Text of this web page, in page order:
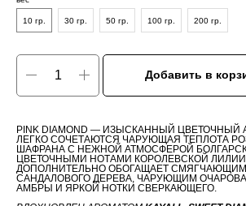
10 гр. 30 гр. 50 гр. 100 гр. 200 гр.
Добавить в
PINK DIAMOND — ИЗЫСКАННЫЙ ЦВЕТОЧНЫЙ
ЛЕГКО СОЧЕТАЮТСЯ ЧАРУЮЩАЯ ТЕПЛОТА
ШАФРАНА С НЕЖНОЙ АТМОСФЕРОЙ
ЦВЕТОЧНЫМИ НОТАМИ КОРОЛЕВСКОЙ
ДОПОЛНИТЕЛЬНО ОБОГАЩАЕТ
САНДАЛОВОГО ДЕРЕВА, ЧАРУЮЩИМ
АМБРЫ И ЯРКОЙ НОТКИ СВЕРКАЮЩЕГО.